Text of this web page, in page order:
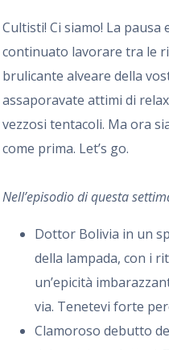
Cultisti! Ci siamo! La
continuato lavorare tra le
brulicante alveare della
assaporavate attimi di
vezzosi tentacoli. Ma ora
come prima. Let’s go.
Nell’episodio di questa
Dottor Bolivia in un
della lampada, con i
un’epicità
via. Tenetevi forte
Clamoroso debutto